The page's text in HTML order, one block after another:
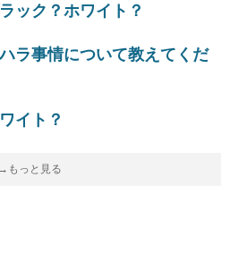
ック？ホワイト？
ラ事情について教えてくだ
イト？
→もっと見る